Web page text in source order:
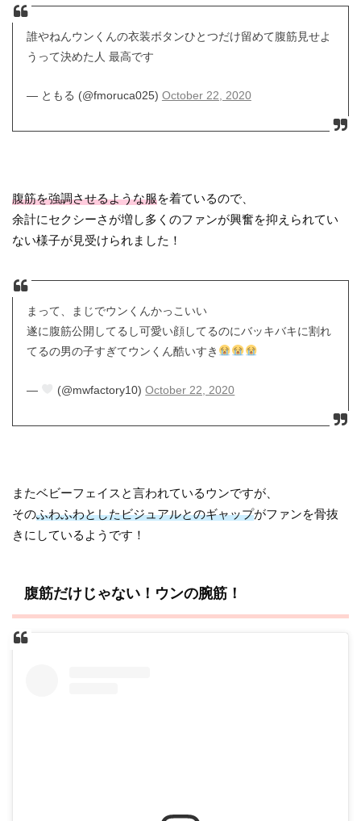
誰やねんウンくんの衣装ボタンひとつだけ留めて腹筋見せよ
うって決めた人 最高です
— ともる (@fmoruca025) October 22, 2020
腹筋を強調させるような服を着ているので、
余計にセクシーさが増し多くのファンが興奮を抑えられてい
ない様子が見受けられました！
まって、まじでウンくんかっこいい
遂に腹筋公開してるし可愛い顔してるのにバッキバキに割れ
てるの男の子すぎてウンくん酷いすき
— (@mwfactory10)October 22, 2020
またベビーフェイスと言われているウンですが、
そのふわふわとしたビジュアルとのギャップがファンを骨抜
きにしているようです！
腹筋だけじゃない！ウンの腕筋！